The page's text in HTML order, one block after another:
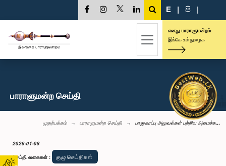
E | සි |
எனது பாராளுமன்றம்
இங்கே உள்நுழைக
பாராளுமன்ற செய்தி
முதற்பக்கம் பாராளுமன்ற செய்தி பாதுகாப்பு அலுவல்கள் பற்றிய அமைச்சு...
2026-01-08
செய்தி வகைகள் : குழு செய்திகள்